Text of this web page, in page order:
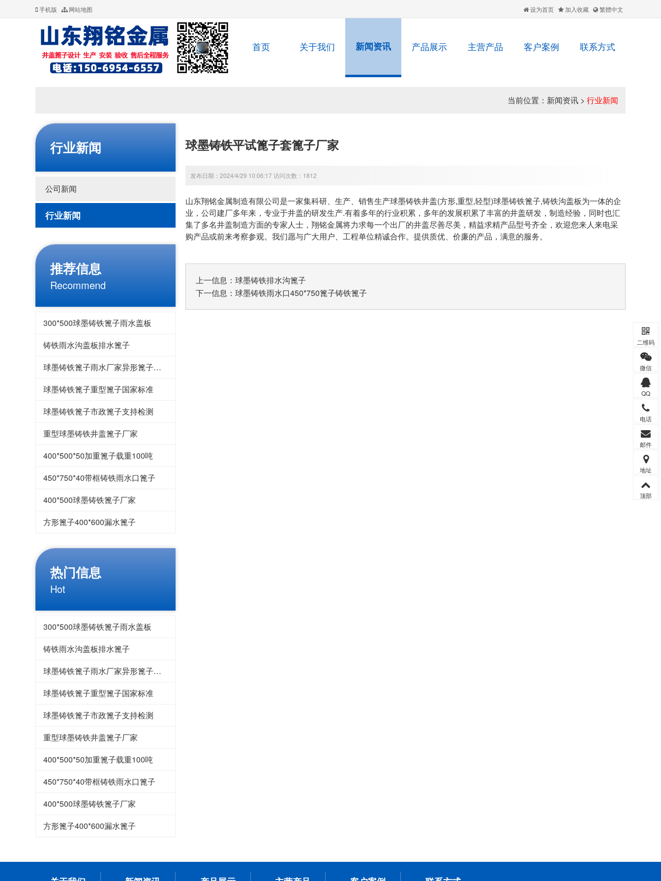
手机版 网站地图 设为首页 加入收藏 繁體中文
联系方式
客户案例
主营产品
产品展示
新闻资讯
关于我们
首页
当前位置： 新闻资讯 > 行业新闻
行业新闻
公司新闻
行业新闻
推荐信息
Recommend
300*500球墨铸铁篦子雨水盖板
铸铁雨水沟盖板排水篦子
球墨铸铁篦子雨水厂家异形篦子定做
球墨铸铁篦子重型篦子国家标准
球墨铸铁篦子市政篦子支持检测
重型球墨铸铁井盖篦子厂家
400*500*50加重篦子载重100吨
450*750*40带框铸铁雨水口篦子
400*500球墨铸铁篦子厂家
方形篦子400*600漏水篦子
热门信息
Hot
300*500球墨铸铁篦子雨水盖板
铸铁雨水沟盖板排水篦子
球墨铸铁篦子雨水厂家异形篦子定做
球墨铸铁篦子重型篦子国家标准
球墨铸铁篦子市政篦子支持检测
重型球墨铸铁井盖篦子厂家
400*500*50加重篦子载重100吨
450*750*40带框铸铁雨水口篦子
400*500球墨铸铁篦子厂家
方形篦子400*600漏水篦子
球墨铸铁平试篦子套篦子厂家
发布日期：2024/4/29 10:06:17 访问次数：1812
山东翔铭金属制造有限公司是一家集科研、生产、销售生产球墨铸铁井盖(方形,重型,轻型)球墨铸铁篦子,铸铁沟盖板为一体的企
业，公司建厂多年来，专业于井盖的研发生产.有着多年的行业积累，多年的发展积累了丰富的井盖研发，制造经验，同时也汇
集了多名井盖制造方面的专家人士，翔铭金属将力求每一个出厂的井盖尽善尽美，精益求精产品型号齐全，欢迎您来人来电采
购产品或前来考察参观。我们愿与广大用户、工程单位精诚合作。提供质优、价廉的产品，满意的服务。
上一信息： 球墨铸铁排水沟篦子
下一信息： 球墨铸铁雨水口450*750篦子铸铁篦子
二维码
微信
QQ
电话
邮件
地址
顶部